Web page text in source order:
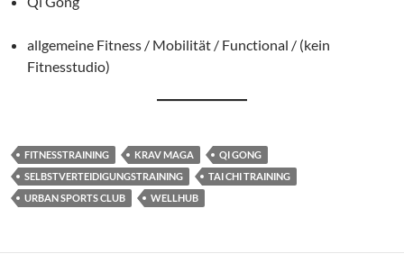
allgemeine Fitness / Mobilität / Functional / (kein
Fitnesstudio)
FITNESSTRAINING KRAV MAGA
QI GONG
SELBSTVERTEIDIGUNGSTRAINING
TAI CHI TRAINING
URBAN SPORTS CLUB
WELLHUB